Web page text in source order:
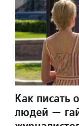
Как писать
людей —